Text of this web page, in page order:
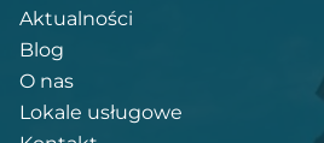
Aktualności
Blog
O nas
Lokale usługowe